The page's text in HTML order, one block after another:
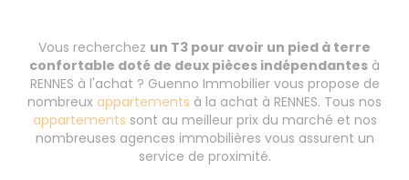
Vous recherchez un T3 pour avoir un pied à terre
confortable doté de deux pièces indépendantes à
RENNES à l'achat ? Guenno Immobilier vous propose de
nombreux appartements à la achat à RENNES. Tous nos
appartements sont au meilleur prix du marché et nos
nombreuses agences immobilières vous assurent un
service de proximité.